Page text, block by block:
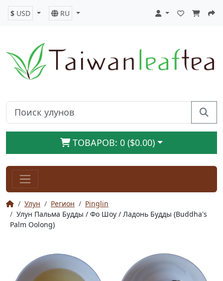
$ USD RU
ТОВАРОВ: 0 ($0.00)
Улун Регион
Pinglin
Улун Пальма Будды / Фо Шоу / Ладонь Будды (Buddha's
Palm Oolong)